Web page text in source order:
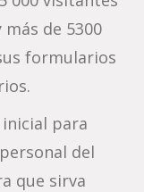
de 5300
formularios
para
del
que sirva